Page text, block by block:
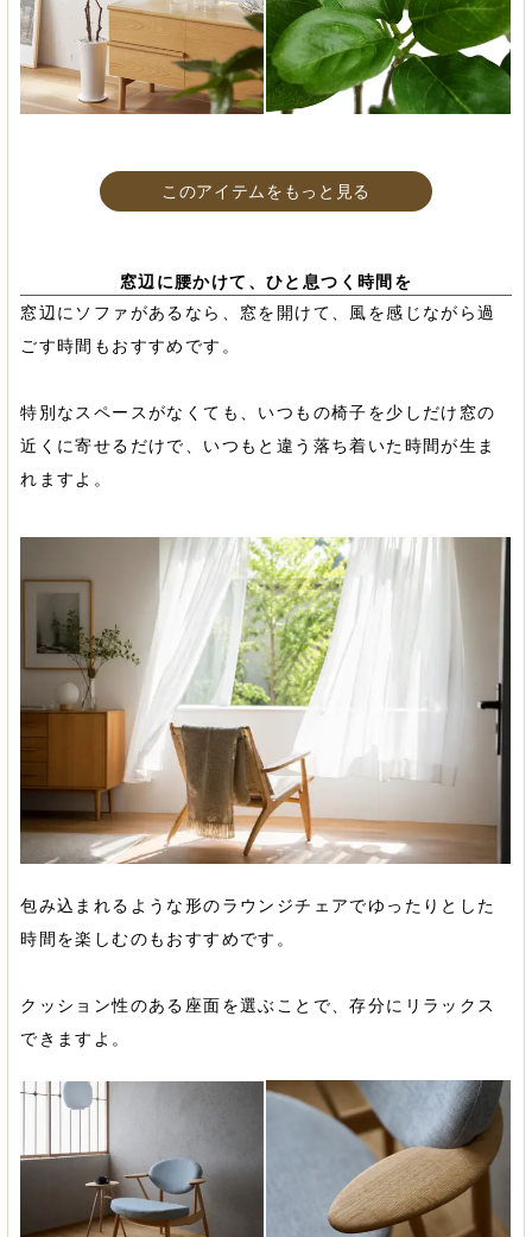
このアイテムをもっと見る
窓辺に腰かけて、ひと息つく時間を
窓辺にソファがあるなら、窓を開けて、風を感じながら過
ごす時間もおすすめです。
特別なスペースがなくても、いつもの椅子を少しだけ窓の
近くに寄せるだけで、いつもと違う落ち着いた時間が生ま
れますよ。
包み込まれるような形のラウンジチェアでゆったりとした
時間を楽しむのもおすすめです。
クッション性のある座面を選ぶことで、存分にリラックス
できますよ。